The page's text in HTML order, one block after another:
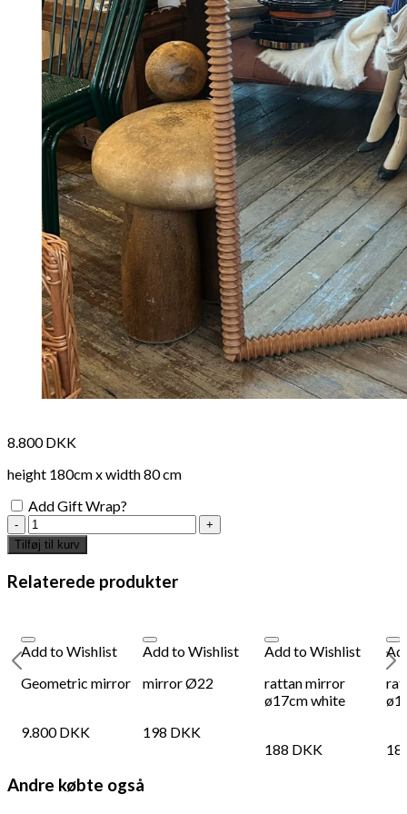
DKKVælg muligheder
Se kurvKasse
8.800DKK
height 180cm x width 80 cm
Add Gift Wrap?
Iliya
mirror
antal
Tilføj til kurv
Relaterede produkter
Add to Wishlist
Geometric mirror
9.800DKK
Add to Wishlist
mirror Ø22
198 DKK
Add to Wishlist
rattan mirror
ø17cm white
188 DKK
Andre købte også